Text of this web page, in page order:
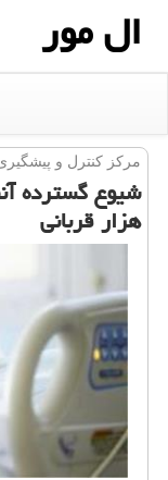
ال مور
مركز كنترل و
شیوع گسترده
هزار قربانی